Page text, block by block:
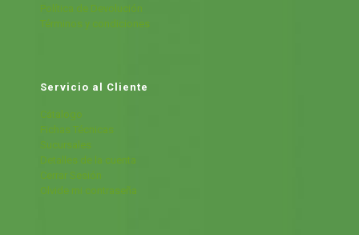
Política de Devolución
Términos y condiciones
Servicio al Cliente
Cátalogo
Fichas Técnicas
Sucursales
Detalles de la cuenta
Cerrar Sesión
Olvide mi contraseña